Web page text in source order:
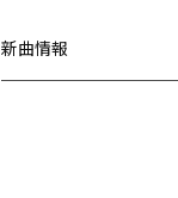
新曲情報